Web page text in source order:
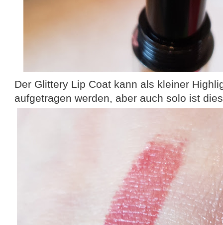
Der Glittery Lip Coat kann als kleiner
aufgetragen werden, aber auch solo ist